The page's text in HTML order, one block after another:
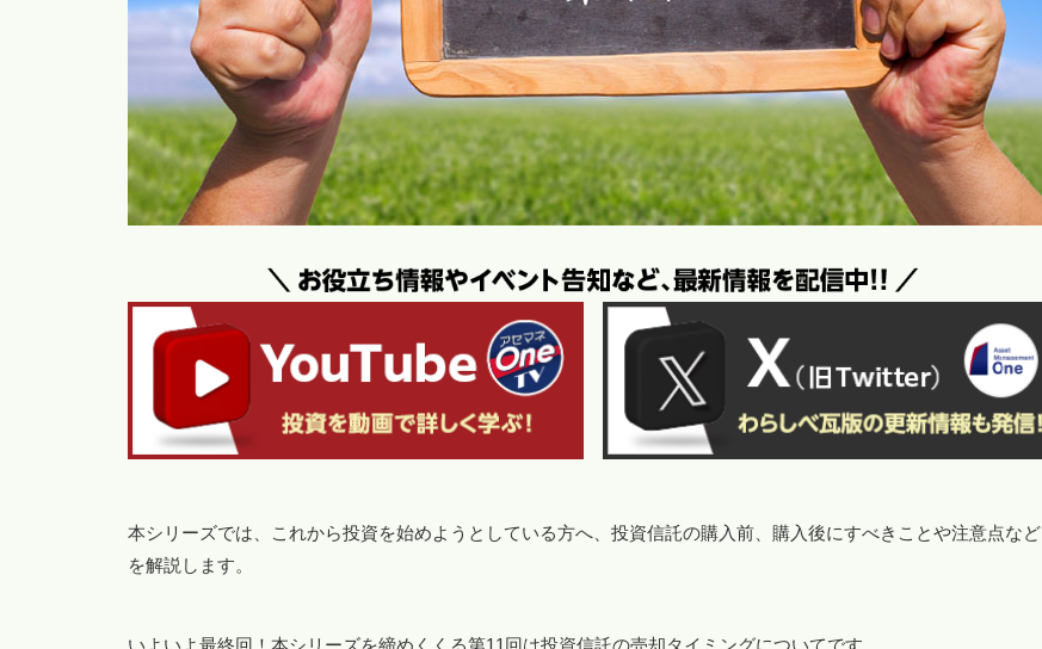
本シリーズでは、これから投資を始めようとしている方へ、投資信託の購入前、購入後にすべきことや注意点など
を解説します。
いよいよ最終回！本シリーズを締めくくる第11回は投資信託の売却タイミングについてです。